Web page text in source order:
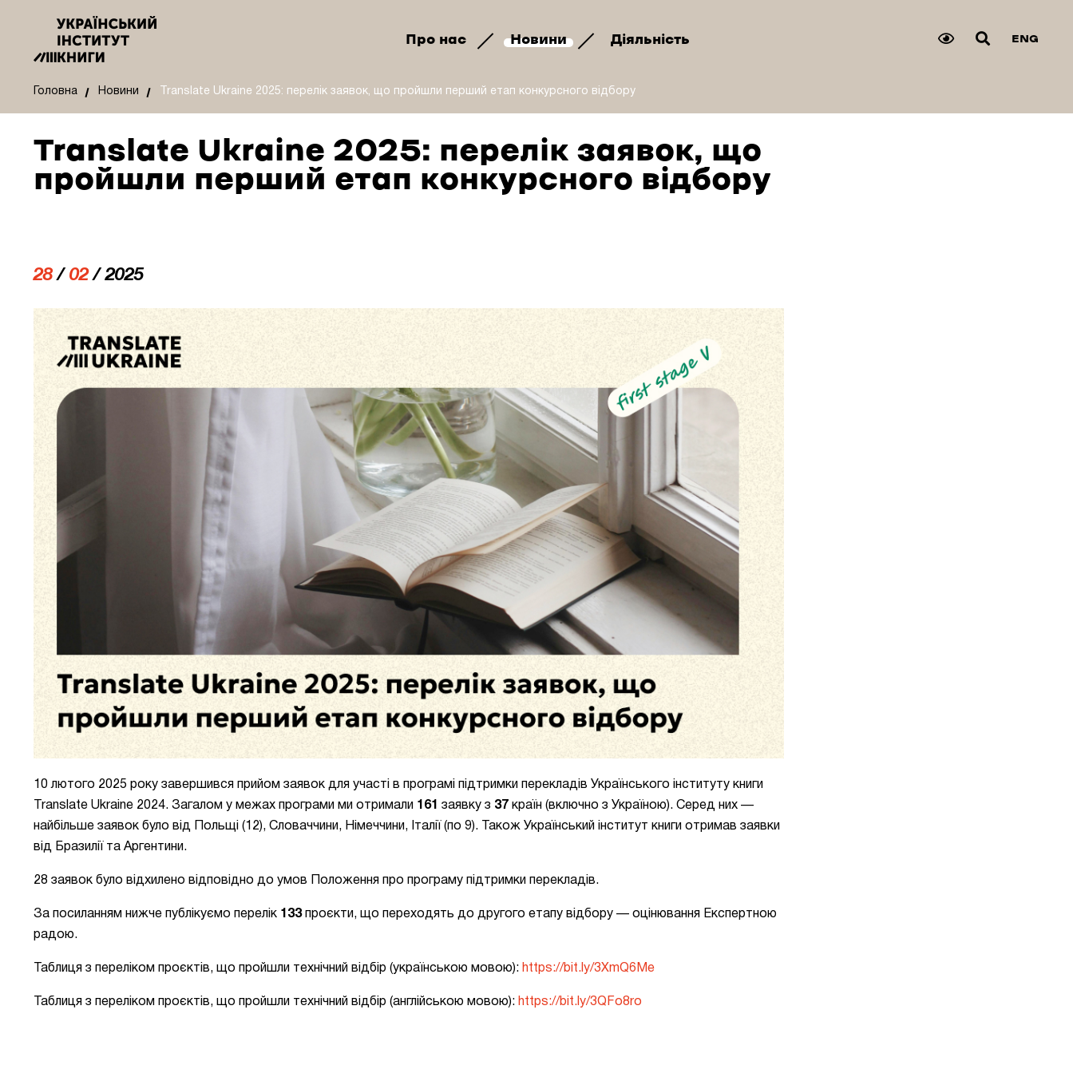
Про нас Новини Діяльність ENG
Головна Новини Translate Ukraine 2025: перелік заявок, що пройшли перший етап конкурсного відбору
Translate Ukraine 2025: перелік заявок, що
пройшли перший етап конкурсного відбору
28 / 02/ 2025
10 лютого 2025 року завершився прийом заявок для участі в програмі підтримки перекладів Українського інституту книги
Translate Ukraine 2024. Загалом у межах програми ми отримали 1 61 заявку з 37 країн (включно з Україною). Серед них —
найбільше заявок було від Польщі (12), Словаччини, Німеччини, Італії (по 9). Також Український інститут книги отримав заявки
від Бразилії та Аргентини.
28 заявок було відхилено відповідно до умов Положення про програму підтримки перекладів.
За посиланням нижче публікуємо перелік 133 проєкти, що переходять до другого етапу відбору — оцінювання Експертною
радою.
Таблиця з переліком проєктів, що пройшли технічний відбір (українською мовою): https://bit.ly/3XmQ6Me
Таблиця з переліком проєктів, що пройшли технічний відбір (англійською мовою): https://bit.ly/3QFo8ro